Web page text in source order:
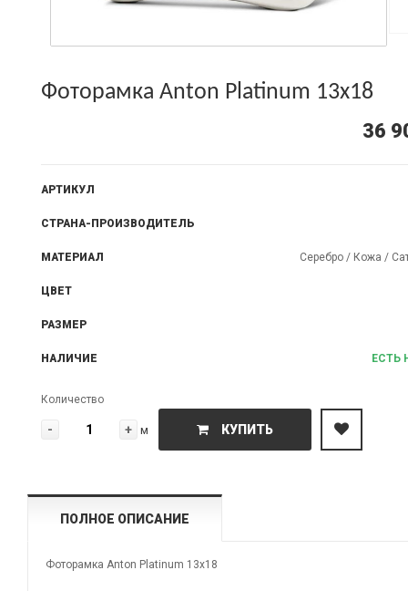
Фоторамка Anton Platinum 13x18
36
АРТИКУЛ
СТРАНА-ПРОИЗВОДИТЕЛЬ
МАТЕРИАЛ Серебро / Кожа /
ЦВЕТ
РАЗМЕР
НАЛИЧИЕ ЕСТЬ
Количество
- + м КУПИТЬ
ПОЛНОЕ ОПИСАНИЕ
Фоторамка Anton Platinum 13x18